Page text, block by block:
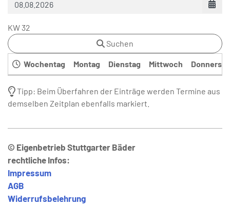
KW 32
Suchen
Wochentag Montag Dienstag Mittwoch
Tipp: Beim Überfahren der Einträge werden Termine aus
demselben Zeitplan ebenfalls markiert.
© Eigenbetrieb Stuttgarter Bäder
rechtliche Infos:
Impressum
AGB
Widerrufsbelehrung